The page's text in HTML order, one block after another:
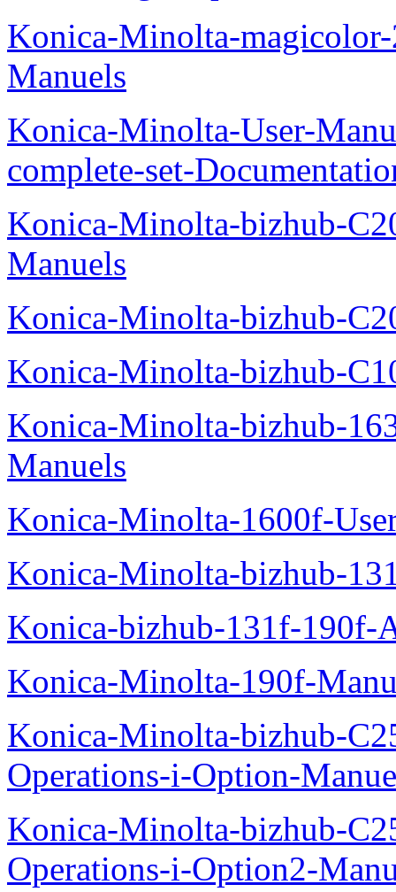
Konica-Minolta-
Manuels
Konica-Minolta-User-
complete-set-
Konica-Minolta-bizhub-
Manuels
Konica-Minolta-bizhub-
Konica-Minolta-bizhub-
Konica-Minolta-bizhub-
Manuels
Konica-Minolta-1600f-
Konica-Minolta-bizhub-
Konica-bizhub-131f-190f-
Konica-Minolta-190f-
Konica-Minolta-bizhub-
Operations-i-Option-
Konica-Minolta-bizhub-
Operations-i-Option2-